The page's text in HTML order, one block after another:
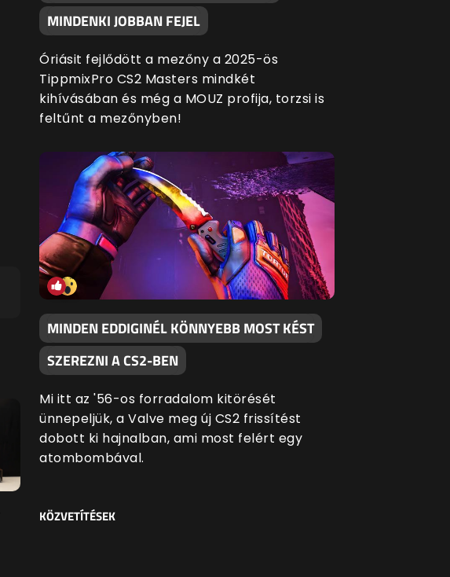
MINDENKI JOBBAN FEJEL
Óriásit fejlődött a mezőny a 2025-ös
TippmixPro CS2 Masters mindkét
kihívásában és még a MOUZ profija, torzsi is
feltűnt a mezőnyben!
MINDEN EDDIGINÉL KÖNNYEBB MOST KÉST
SZEREZNI A CS2-BEN
Mi itt az '56-os forradalom kitörését
ünnepeljük, a Valve meg új CS2 frissítést
dobott ki hajnalban, ami most felért egy
atombombával.
KÖZVETÍTÉSEK